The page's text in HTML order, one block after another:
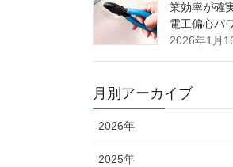
業効率が確
電工偏心パ
2026年1月
月別アーカイブ
2026年
2025年